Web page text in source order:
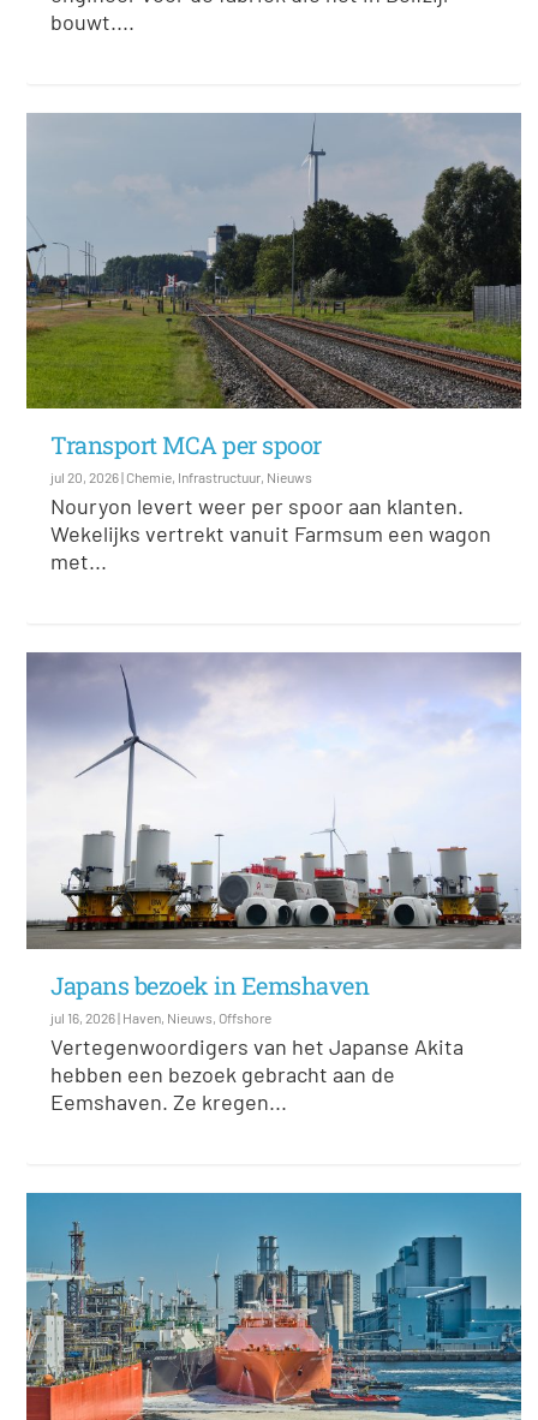
bouwt....
Transport MCA per spoor
jul 20, 2026| Chemie, Infrastructuur, Nieuws
Nouryon levert weer per spoor aan klanten.
Wekelijks vertrekt vanuit Farmsum een wagon
met...
Japans bezoek in Eemshaven
jul 16, 2026| Haven, Nieuws, Offshore
Vertegenwoordigers van het Japanse Akita
hebben een bezoek gebracht aan de
Eemshaven. Ze kregen...